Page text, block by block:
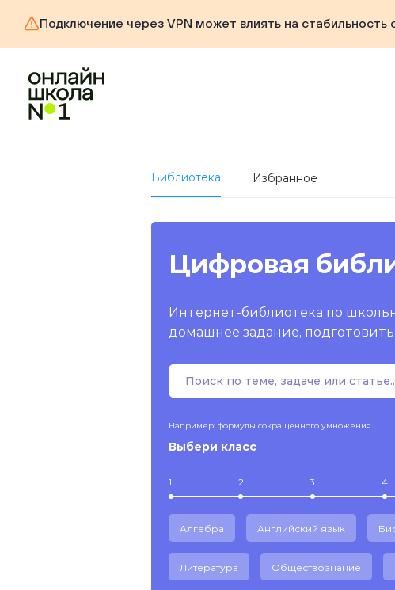
Подключение через VPN может влиять на
Библиотека Избранное
Цифровая
Интернет-библиотека по
домашнее задание,
Например: формулы сокращенного умножения
Выбери класс
1 2 3 4
Алгебра Английский язык
Литература Обществознание